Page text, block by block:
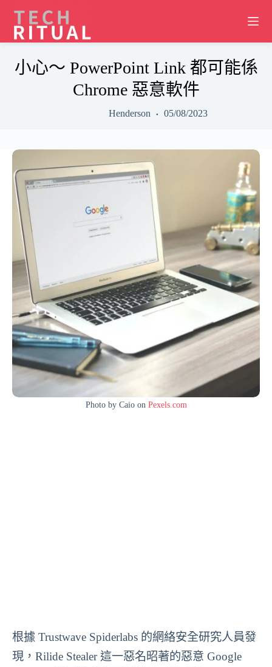
content
小心～ PowerPoint Link 都可能係
Chrome 惡意軟件
Henderson 05/08/2023
Photo by Caio on Pexels.com
根據 Trustwave Spiderlabs 的網絡安全研究人員發
現，Rilide Stealer 這一惡名昭著的惡意 Google